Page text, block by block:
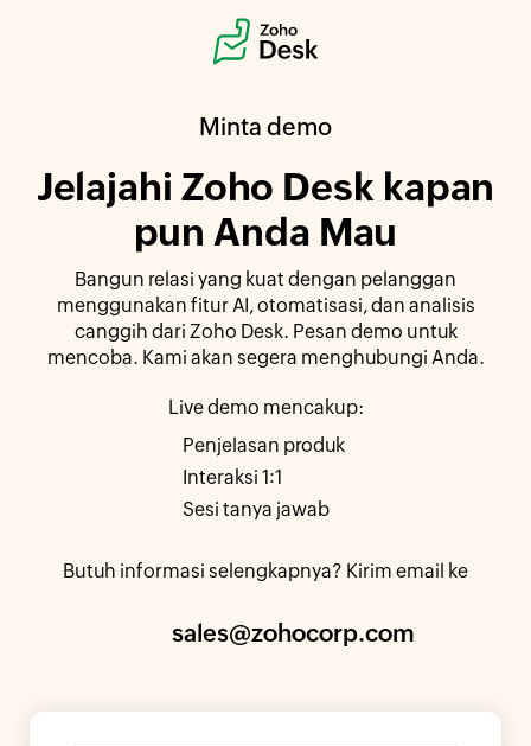
Minta demo
Jelajahi Zoho Desk kapan
pun Anda Mau
Bangun relasi yang kuat dengan pelanggan
menggunakan fitur AI, otomatisasi, dan analisis
canggih dari Zoho Desk. Pesan demo untuk
mencoba. Kami akan segera menghubungi Anda.
Live demo mencakup:
Penjelasan produk
Interaksi 1:1
Sesi tanya jawab
Butuh informasi selengkapnya? Kirim email ke
sales@zohocorp.com